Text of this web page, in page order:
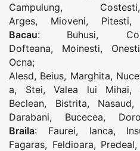
Campulung, Costesti
Arges, Mioveni, Pitesti,
Bacau: Buhusi,
Dofteana, Moinesti, Onesti
Ocna
Alesd, Beius, Marghita,
a, Stei, Valea lui Mihai,
Beclean, Bistrita, Nasaud,
Darabani, Bucecea,
Braila: Faurei, Ianca,
Fagaras, Feldioara, Predeal,